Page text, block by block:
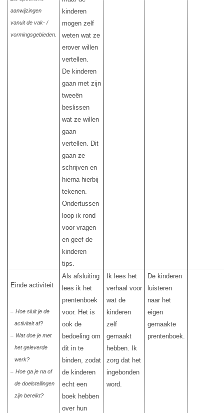
aanwijzingen
vanuit de vak- /
vormingsgebieden.
kinderen
mogen zelf
weten wat ze
erover willen
vertellen.
De kinderen
gaan met zijn
tweeën
beslissen
wat ze willen
gaan
vertellen. Dit
gaan ze
schrijven en
hierna hierbij
tekenen.
Ondertussen
loop ik rond
voor vragen
en geef de
kinderen
tips.
Einde activiteit
– Hoe sluit je de
activiteit af?
– Wat doe je met
het geleverde
werk?
– Hoe ga je na of
de doelstellingen
zijn bereikt?
Als afsluiting
lees ik het
prentenboek
voor. Het is
ook de
bedoeling om
dit in te
binden, zodat
de kinderen
echt een
boek hebben
over hun
Ik lees het
verhaal voor
wat de
kinderen
zelf
gemaakt
hebben. Ik
zorg dat het
ingebonden
word.
De kinderen
luisteren
naar het
eigen
gemaakte
prentenboek.